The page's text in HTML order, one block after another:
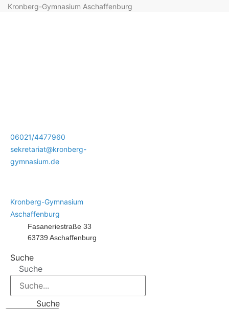
Kronberg-Gymnasium Aschaffenburg
06021/4477960
sekretariat@kronberg-
gymnasium.de
Kronberg-Gymnasium
Aschaffenburg
Fasaneriestraße 33
63739 Aschaffenburg
Suche
Suche
Suche